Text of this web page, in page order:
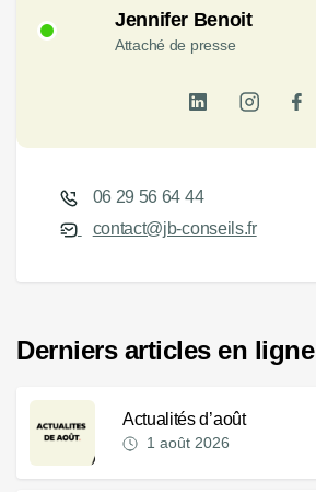
Jennifer Benoit
Attaché de presse
06 29 56 64 44
contact@jb-conseils.fr
Derniers articles en ligne
Actualités d’août
1 août 2026